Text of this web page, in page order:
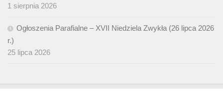
1 sierpnia 2026
Ogłoszenia Parafialne – XVII Niedziela Zwykła (26 lipca 2026
r.)
25 lipca 2026